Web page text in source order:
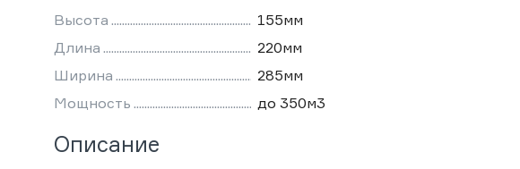
Высота
155мм
Длина
220мм
Ширина
285мм
Мощность
до 350м3
Описание